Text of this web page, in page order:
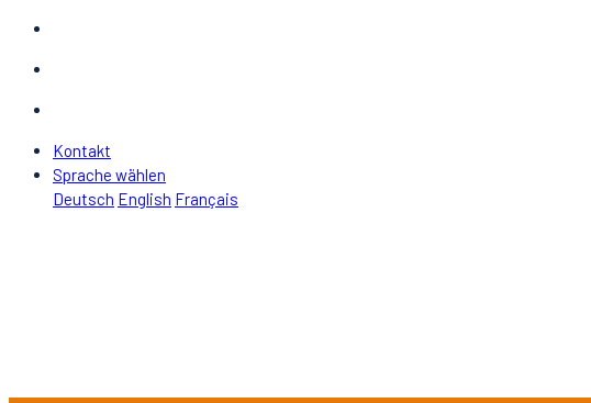
Kontakt
Sprache wählen
Deutsch English Français